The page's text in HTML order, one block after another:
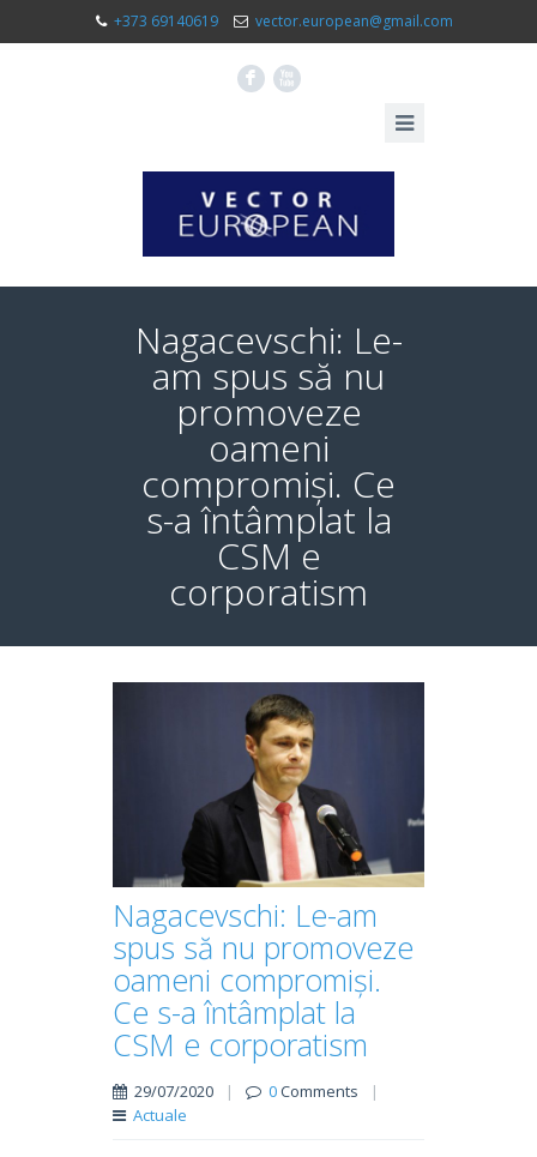
+373 69140619 vector.european@gmail.com
F X
Nagacevschi: Le-
am spus să nu
promoveze
oameni
compromiși. Ce
s-a întâmplat la
CSM e
corporatism
Nagacevschi: Le-am
spus să nu promoveze
oameni compromiși.
Ce s-a întâmplat la
CSM e corporatism
29/07/2020 | 0Comments
|
Actuale